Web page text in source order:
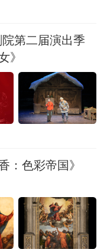
第二届演出季
》
：色彩帝国》